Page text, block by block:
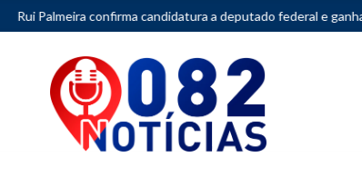
candidatura a deputado federal e ganha destaque entre